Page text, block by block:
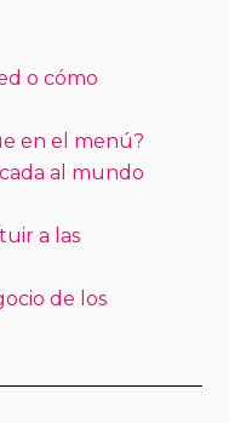
o cómo
en el menú?
al mundo
a las
de los